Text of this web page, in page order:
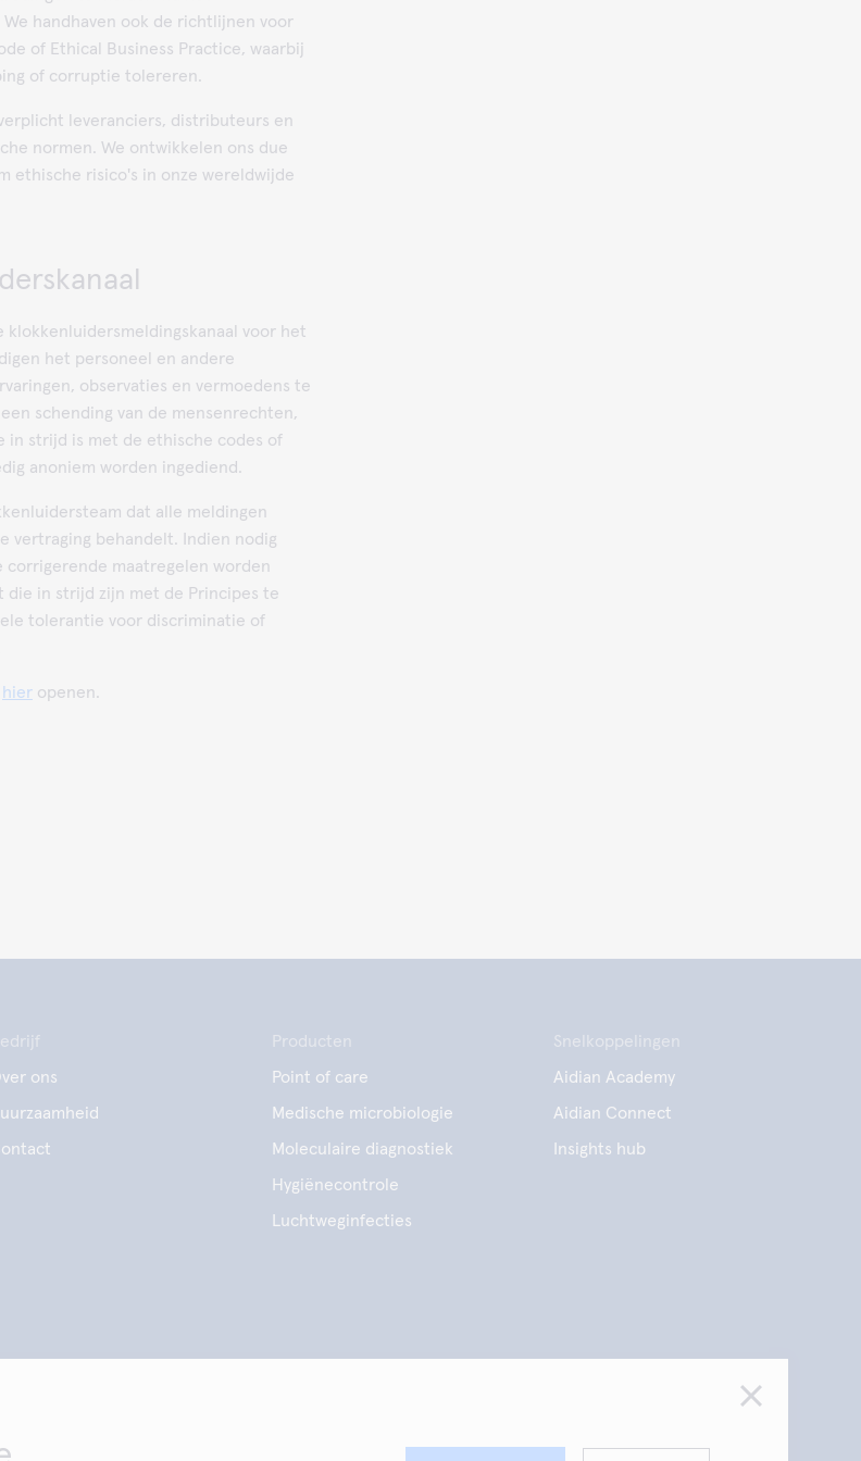
handhaven ook de richtlijnen voor
of Ethical Business Practice, waarbij
of corruptie tolereren.
leveranciers, distributeurs en
normen. We ontwikkelen ons due
ethische risico's in onze wereldwijde
voor het
het personeel en andere
observaties en vermoedens te
schending van de mensenrechten,
in strijd is met de ethische codes of
anoniem worden ingediend.
dat alle meldingen
vertraging behandelt. Indien nodig
corrigerende maatregelen worden
die in strijd zijn met de Principes te
tolerantie voor discriminatie of
hier openen.
ons
Producten
Point of care
Medische microbiologie
Moleculaire diagnostiek
Hygiënecontrole
Luchtweginfecties
Snelkoppelingen
Aidian Academy
Aidian Connect
Insights hub